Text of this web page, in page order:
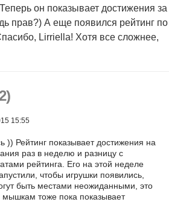
он показывает достижения за
прав?) А еще появился рейтинг по
Lirriella! Хотя все сложнее,
15:55
)) Рейтинг показывает достижения на
раз в неделю и разницу с
рейтинга. Его на этой неделе
чтобы игрушки появились,
быть местами неожиданными, это
тоже пока показывает